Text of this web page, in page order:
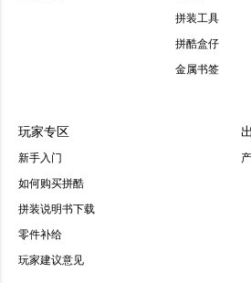
拼装工具
拼酷盒仔
金属书签
玩家专区
新手入门
如何购买拼酷
拼装说明书下载
零件补给
玩家建议意见